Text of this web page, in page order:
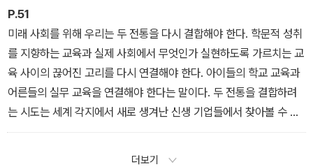
든 사람에게 필요한 기본적인 기량이며, 학습은 단지 실현을 해나가
는 수단 중 하나이다. 무엇인가를 실현하는 방법을 배우는 것만으로
충분하지 않다. 실제로 해봐야 한다.
P.51
미래 사회를 위해 우리는 두 전통을 다시 결합해야 한다. 학문적 성취
를 지향하는 교육과 실제 사회에서 무엇인가 실현하도록 가르치는 교
육 사이의 끊어진 고리를 다시 연결해야 한다. 아이들의 학교 교육과
어른들의 실무 교육을 연결해야 한다는 말이다. 두 전통을 결합하려
는 시도는 세계 각지에서 새로 생겨난 신생 기업들에서 찾아볼 수 있
다. 이들 기업들은 실업이나 불완전 고용 상태에 있는 청소년과 성인
더보기